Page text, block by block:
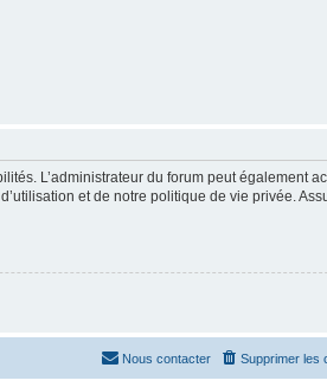
L’administrateur du forum peut également
et de notre politique de vie privée.
Supprimer les
Nous contacter